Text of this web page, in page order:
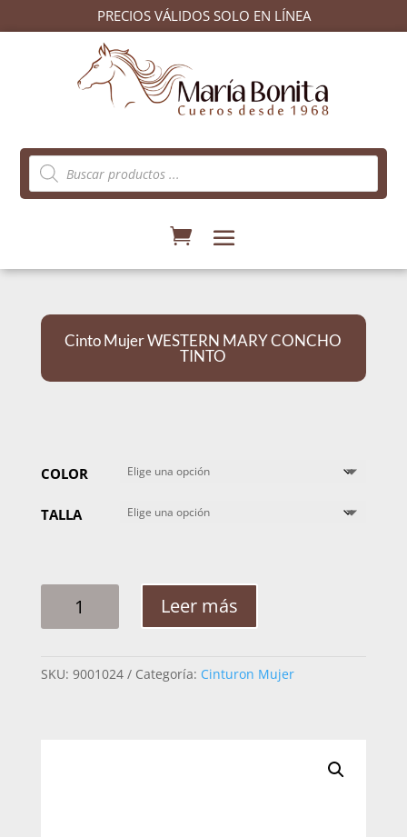
PRECIOS VÁLIDOS SOLO EN LÍNEA
Búsqueda
de
productos
Cinto Mujer WESTERN MARY CONCHO
TINTO
COLOR
TALLA
MUJER
CONCHO
Leer más
SKU: 9001024 Categoría: Cinturon Mujer